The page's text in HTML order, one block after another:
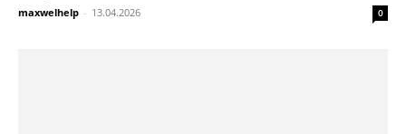
maxwelhelp - 13.04.2026 0